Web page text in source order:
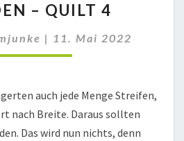
–
4
– QUILT 4
| 11. Mai 2022
auch jede Menge Streifen,
nach Breite. Daraus sollten
Das wird nun nichts, denn